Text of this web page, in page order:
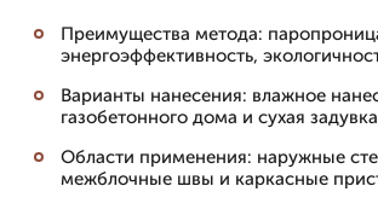
Преимущества метода:
энергоэффективность,
Варианты нанесения: влажное
газобетонного дома и сухая
Области применения: наружные
межблочные швы и каркасные